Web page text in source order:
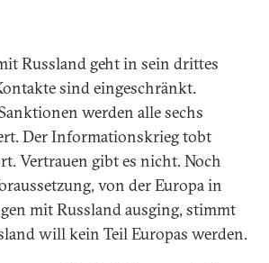
Russland geht in sein drittes
sind eingeschränkt.
werden alle sechs
Der Informationskrieg tobt
Vertrauen gibt es nicht. Noch
von der Europa in
mit Russland ausging, stimmt
will kein Teil Europas werden.